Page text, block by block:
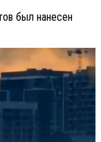
был нанесен